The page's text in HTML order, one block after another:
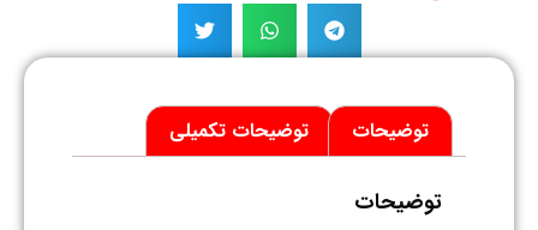
توضیحات توضیحات تکمیلی
توضیحات